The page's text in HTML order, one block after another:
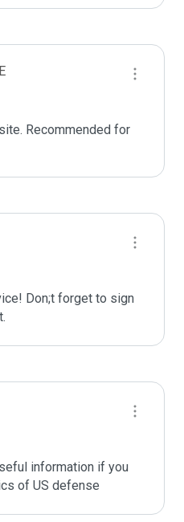
Recommended for
Don;t forget to sign
information if you
of US defense